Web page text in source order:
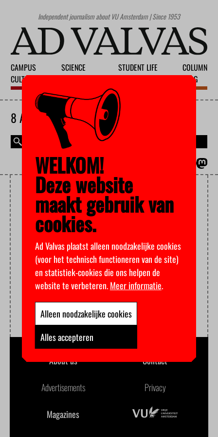
Independent journalism about VU Amsterdam | Since 1953
CAMPUS
CULTURE
SCIENCE
STUDENT LIFE
COLUMN
BLOG
8 AUGUST 2026
MAGAZINE
EDUCATION
About us Contact
Advertisements Privacy
Magazines
WELKOM!
Deze website
maakt gebruik van
cookies.
Ad Valvas plaatst alleen noodzakelijke cookies
(voor het technisch functioneren van de site)
en statistiek-cookies die ons helpen de
website te verbeteren.Meer informatie.
Alleen noodzakelijke cookies
Alles accepteren